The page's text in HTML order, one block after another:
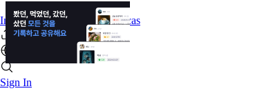
Introducción a las características
Sign In